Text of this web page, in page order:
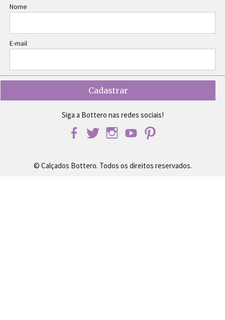
Nome
E-mail
Siga a Bottero nas redes sociais!
© Calçados Bottero. Todos os direitos reservados.